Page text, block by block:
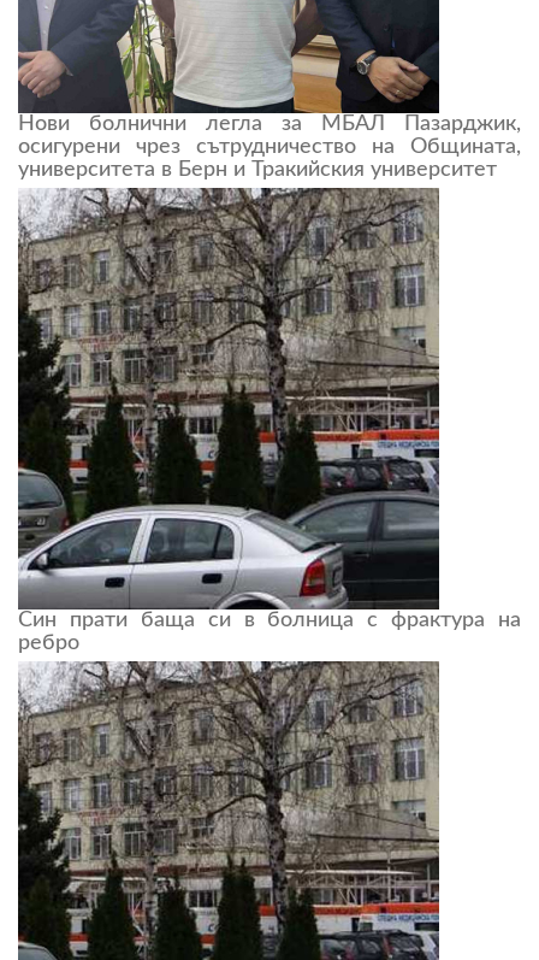
Нови болнични легла за МБАЛ Пазарджик,
осигурени чрез сътрудничество на Общината,
университета в Берн и Тракийския университет
Син прати баща си в болница с фрактура на
ребро